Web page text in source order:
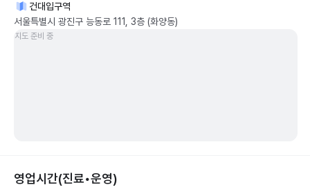
건대입구역
서울특별시 광진구 능동로 111, 3층 (화양동)
지도 준비 중
영업시간(진료•운영)